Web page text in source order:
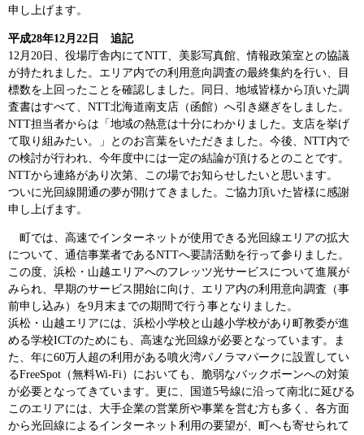
申し上げます。
平成28年12月22日 追記
12月20日、役場庁舎内にてNTT、美影写真館、情報政策室との協議
が持たれました。エリア内での利用意向調査の最終集約を行い、目
標数を上回ったことを確認しました。同日、地域皆様から頂いた調
査書はすべて、NTT北海道南支店（函館）へ引き継ぎをしました。
NTT担当者からは「地域の熱意は十分にわかりました。支店を挙げ
て取り組みたい。」とのお言葉をいただきました。今後、NTT内で
の検討が行われ、今年度中には一定の結論が頂けるとのことです。
NTTから連絡があり次第、この場でお知らせしたいと思います。
ついに光回線開通の夢が開けてきました。ご協力頂いた皆様に感謝
申し上げます。
町では、高速でインターネットが使用できる光回線エリアの拡大
について、通信事業者であるNTTへ要請活動を行って参りました。
この度、浜松・山越エリアへのフレッツ光サービスについて進展が
みられ、早期のサービス開始に向け、エリア内の利用意向調査（事
前申し込み）を9月末までの期間で行う事となりました。
浜松・山越エリアには、浜松小学校と山越小学校があり町教委が進
める学校ICTのためにも、高速な光回線が必要となっています。ま
た、年に60万人超の利用がある噴火湾パノラマパークに設置してい
るFreeSpot（無料Wi-Fi）においても、脆弱なバックボーンへの対策
が必要となってきています。更に、国道5号線に沿って南北に延びる
このエリアには、大手企業の営業所や事業を営む方も多く、各方面
から光回線によるインターネット利用の要望が、町へも寄せられて